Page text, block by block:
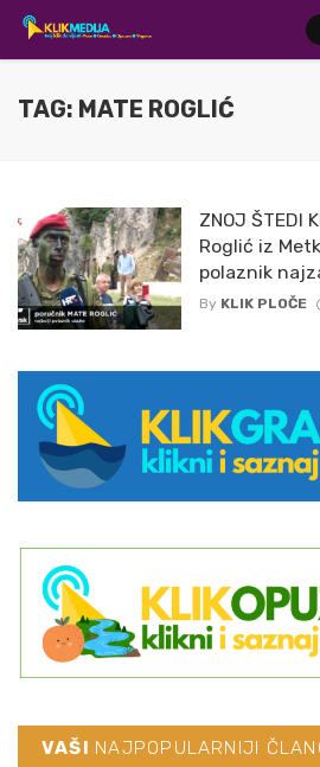
TAG: MATE ROGLIĆ
ZNOJ ŠTEDI
Roglić iz
polaznik
By KLIK PLOČE
VAŠI NAJPOPULARNIJI